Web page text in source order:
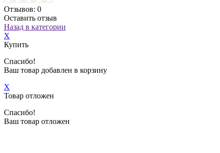
Отзывов: 0
Оставить отзыв
Назад в категории
X
Купить
Спасибо!
Ваш товар добавлен в корзину
X
Товар отложен
Спасибо!
Ваш товар отложен